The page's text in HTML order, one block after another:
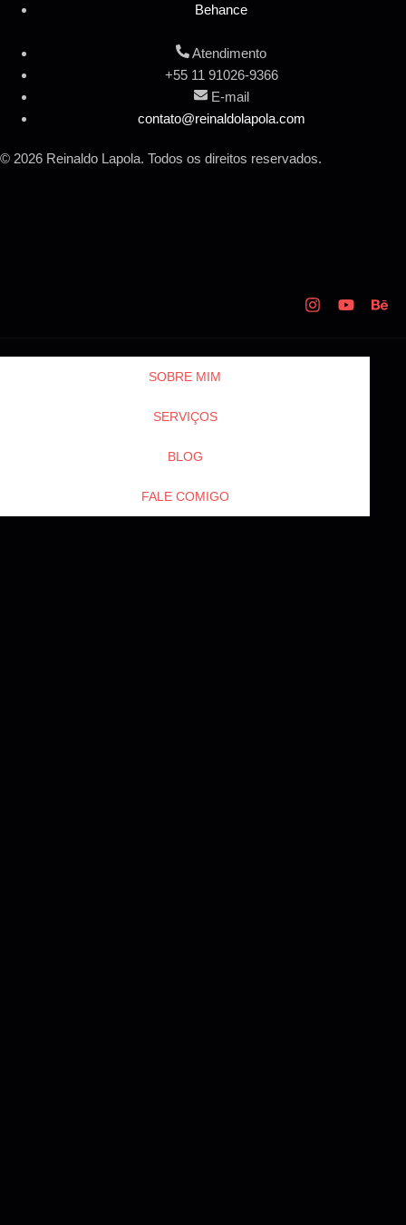
Behance
Atendimento
+55 11 91026-9366
E-mail
contato@reinaldolapola.com
© 2026 Reinaldo Lapola. Todos os direitos reservados.
SOBRE MIM
SERVIÇOS
BLOG
FALE COMIGO